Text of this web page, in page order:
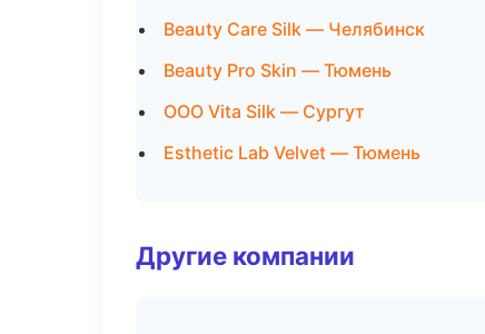
Beauty Care Silk — Челябинск
Beauty Pro Skin — Тюмень
ООО Vita Silk — Сургут
Esthetic Lab Velvet — Тюмень
Другие компании